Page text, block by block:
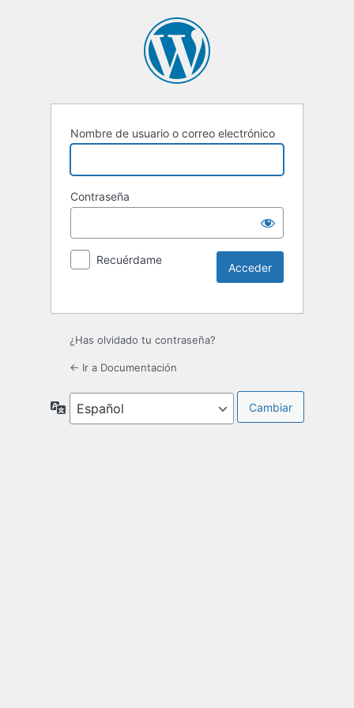
Nombre de usuario o correo electrónico
Contraseña
Recuérdame
¿Has olvidado tu contraseña?
← Ir a Documentación
Idioma